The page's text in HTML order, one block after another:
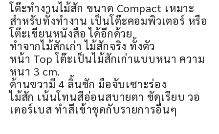
โต๊ะทำงานไม้สัก ขนาด Compact เหมาะ
สำหรับทั้งทำงาน เป็นโต๊ะคอมพิวเตอร์ หรือ
โต๊ะเขียนหนังสือ ได้อีกด้วย
ทำจากไม้สักเก่า ไม้สักจริง ทั้งตัว
หน้า Top โต๊ะเป็นไม้สักเก่าแบบหนา ความ
หนา 3 cm.
ด้านขวามี 4 ลิ้นชัก มือจับเซาะร่อง
ไม้สัก เน้นโทนสีอ่อนสบายตา ขัดเรียบ วอ
เตอร์เบส ทำสีเข้าชุดกับรายการอื่นๆ